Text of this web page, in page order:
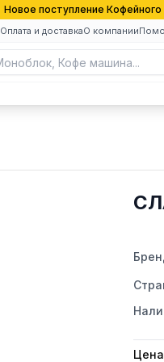
Новое поступление
Оплата и доставкаО компании